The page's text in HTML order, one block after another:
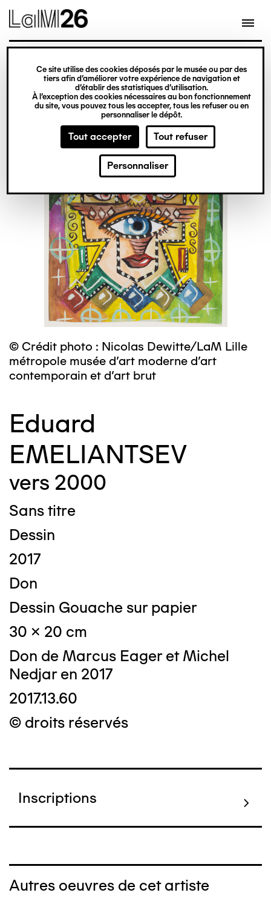
Gestion des cookies
Ce site utilise des cookies déposés par le musée ou par des
tiers afin d’améliorer votre expérience de navigation et
d’établir des statistiques d’utilisation.
À l’exception des cookies nécessaires au bon fonctionnement
du site, vous pouvez tous les accepter, tous les refuser ou en
personnaliser le dépôt.
Tout accepter Tout refuser
Personnaliser
contenu
© Crédit photo : Nicolas Dewitte/LaM Lille
métropole musée d’art moderne d’art
contemporain et d’art brut
Eduard
EMELIANTSEV
vers 2000
Sans titre
Dessin
2017
Don
Dessin Gouache sur papier
30 x 20 cm
Don de Marcus Eager et Michel
Nedjar en 2017
2017.13.60
© droits réservés
Inscriptions
Autres oeuvres de cet artiste